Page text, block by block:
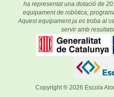
ha representat una dotació de
equipament de robòtica,
Aquest equipament ja es troba al
servir amb
Copyright ® 2026 Escola